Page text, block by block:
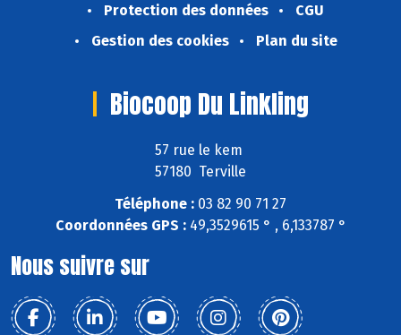
Protection des données
CGU
Gestion des cookies
Plan du site
Biocoop Du Linkling
57 rue le kem
57180 Terville
Téléphone : 03 82 90 71 27
Coordonnées GPS :49,3529615 ° , 6,133787 °
Nous suivre sur